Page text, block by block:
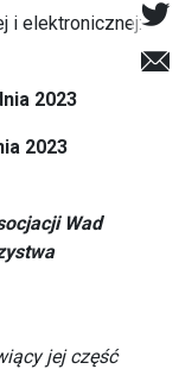
i elektronicznej:
2023
2023
Wad
jej część